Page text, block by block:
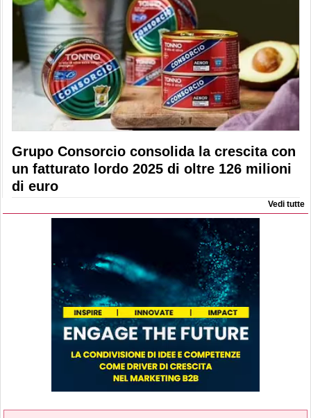
Grupo Consorcio consolida la crescita con
un fatturato lordo 2025 di oltre 126 milioni
di euro
Vedi tutte